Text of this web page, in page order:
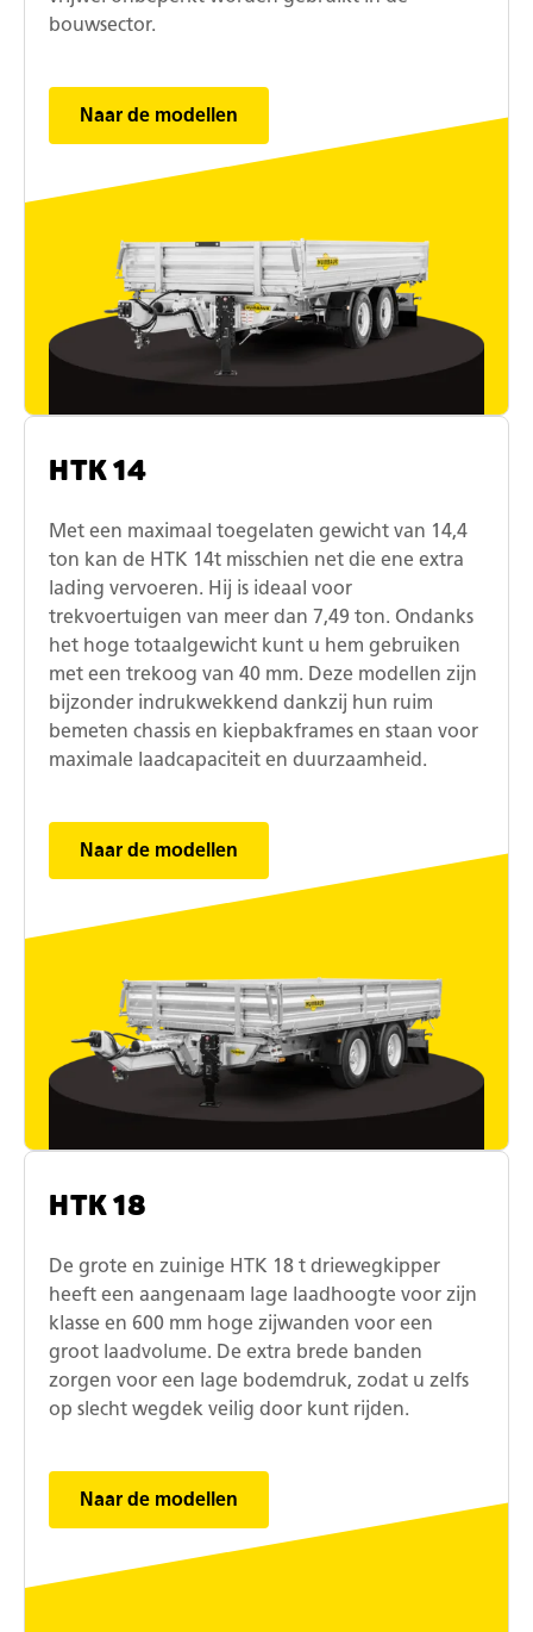
bouwsector.
Naar de modellen
HTK 14
Met een maximaal toegelaten gewicht van 14,4
ton kan de HTK 14t misschien net die ene extra
lading vervoeren. Hij is ideaal voor
trekvoertuigen van meer dan 7,49 ton. Ondanks
het hoge totaalgewicht kunt u hem gebruiken
met een trekoog van 40 mm. Deze modellen zijn
bijzonder indrukwekkend dankzij hun ruim
bemeten chassis en kiepbakframes en staan voor
maximale laadcapaciteit en duurzaamheid.
Naar de modellen
HTK 18
De grote en zuinige HTK 18 t driewegkipper
heeft een aangenaam lage laadhoogte voor zijn
klasse en 600 mm hoge zijwanden voor een
groot laadvolume. De extra brede banden
zorgen voor een lage bodemdruk, zodat u zelfs
op slecht wegdek veilig door kunt rijden.
Naar de modellen